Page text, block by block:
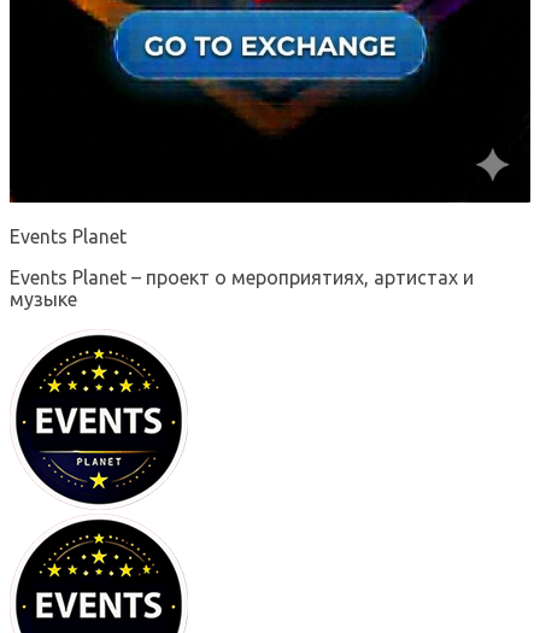
Events Planet
Events Planet – проект о мероприятиях, артистах и
музыке